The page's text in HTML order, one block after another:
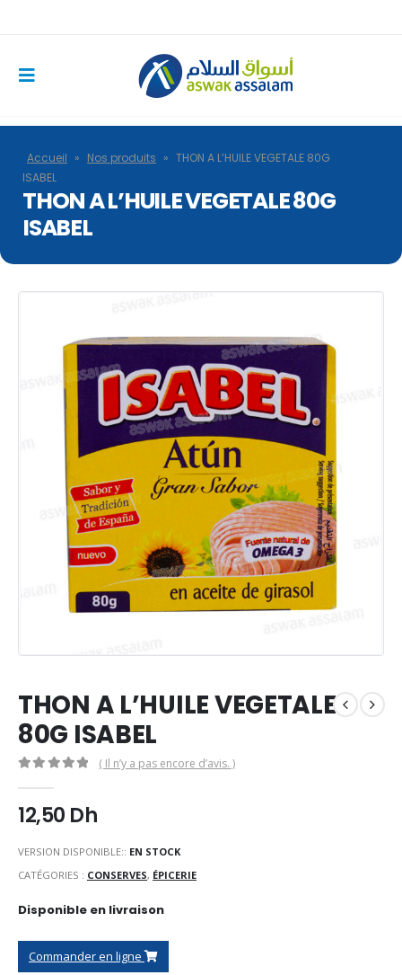
Accueil » Nos produits » THON A L’HUILE VEGETALE 80G
ISABEL
THON A L’HUILE VEGETALE 80G
ISABEL
THON A L’HUILE VEGETALE
80G ISABEL
( Il n’y a pas encore d’avis. )
12,50 Dh
VERSION DISPONIBLE:: EN STOCK
CATÉGORIES : CONSERVES, ÉPICERIE
Disponible en livraison
Commander en ligne